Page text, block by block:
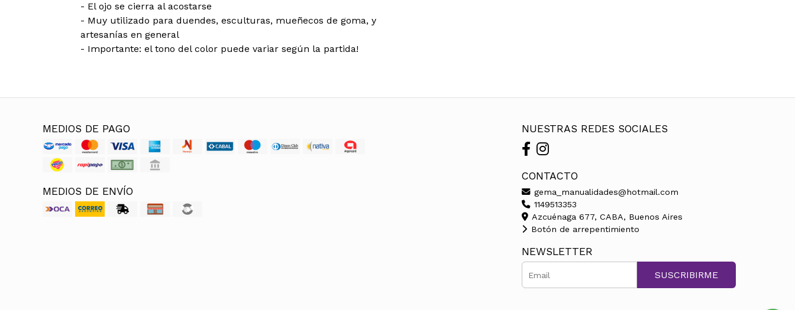
- El ojo se cierra al acostarse
- Muy utilizado para duendes, esculturas, mueñecos de goma, y
artesanías en general
- Importante: el tono del color puede variar según la partida!
MEDIOS DE PAGO
MEDIOS DE ENVÍO
NUESTRAS REDES SOCIALES
CONTACTO
gema_manualidades@hotmail.com
1149513353
Azcuénaga 677, CABA, Buenos Aires
Botón de arrepentimiento
NEWSLETTER
SUSCRIBIRME